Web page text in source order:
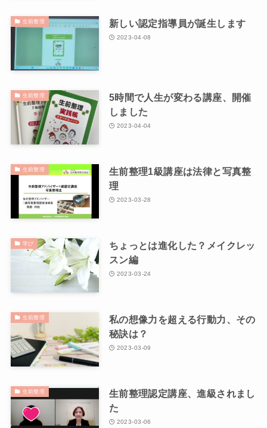
生前整理 新しい認定指導員が誕生します
2023-04-08
生前整理
5時間で人生が変わる講座、開催
しました
2023-04-04
生前整理
生前整理1級講座は法律と写真整
理
2023-03-28
学び
ちょっとは進化した？メイクレッ
スン編
2023-03-24
生前整理
私の想像力を超える行動力、その
秘訣は？
2023-03-09
生前整理
生前整理認定講座、進級されまし
た
2023-03-06